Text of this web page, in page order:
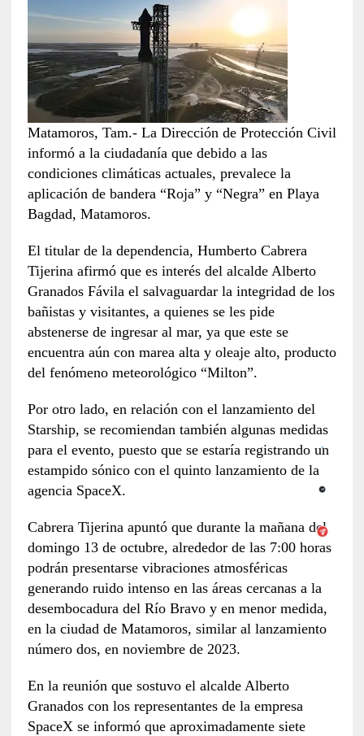
Matamoros, Tam.- La Dirección de Protección Civil
informó a la ciudadanía que debido a las
condiciones climáticas actuales, prevalece la
aplicación de bandera “Roja” y “Negra” en Playa
Bagdad, Matamoros.
El titular de la dependencia, Humberto Cabrera
Tijerina afirmó que es interés del alcalde Alberto
Granados Fávila el salvaguardar la integridad de los
bañistas y visitantes, a quienes se les pide
abstenerse de ingresar al mar, ya que este se
encuentra aún con marea alta y oleaje alto, producto
del fenómeno meteorológico “Milton”.
Por otro lado, en relación con el lanzamiento del
Starship, se recomiendan también algunas medidas
para el evento, puesto que se estaría registrando un
estampido sónico con el quinto lanzamiento de la
agencia SpaceX.
Cabrera Tijerina apuntó que durante la mañana del
domingo 13 de octubre, alrededor de las 7:00 horas
podrán presentarse vibraciones atmosféricas
generando ruido intenso en las áreas cercanas a la
desembocadura del Río Bravo y en menor medida,
en la ciudad de Matamoros, similar al lanzamiento
número dos, en noviembre de 2023.
En la reunión que sostuvo el alcalde Alberto
Granados con los representantes de la empresa
SpaceX se informó que aproximadamente siete